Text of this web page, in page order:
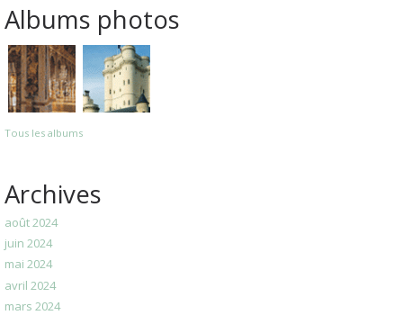
Albums photos
Tous les albums
Archives
août 2024
juin 2024
mai 2024
avril 2024
mars 2024